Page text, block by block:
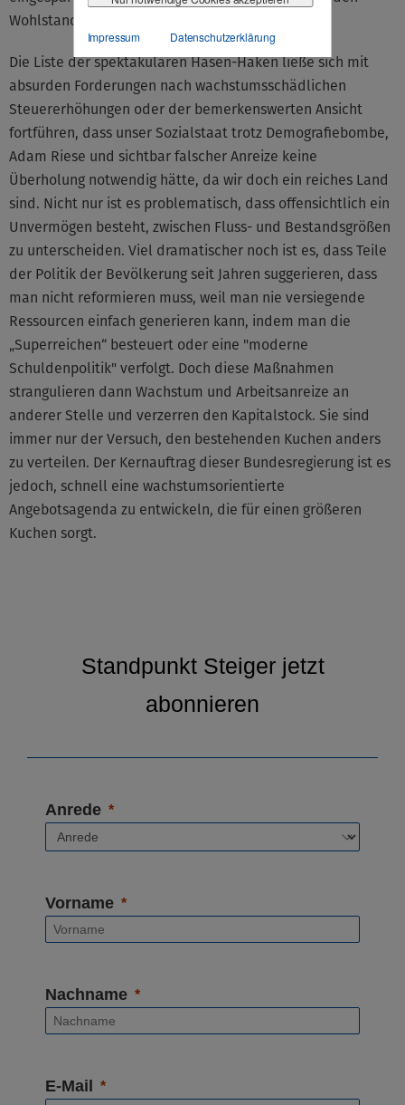
Impressum Datenschutzerklärung
Wohlstand hat.
Die Liste der spektakulären Hasen-Haken ließe sich mit
absurden Forderungen nach wachstumsschädlichen
Steuererhöhungen oder der bemerkenswerten Ansicht
fortführen, dass unser Sozialstaat trotz Demografiebombe,
Adam Riese und sichtbar falscher Anreize keine
Überholung notwendig hätte, da wir doch ein reiches Land
sind. Nicht nur ist es problematisch, dass offensichtlich ein
Unvermögen besteht, zwischen Fluss- und Bestandsgrößen
zu unterscheiden. Viel dramatischer noch ist es, dass Teile
der Politik der Bevölkerung seit Jahren suggerieren, dass
man nicht reformieren muss, weil man nie versiegende
Ressourcen einfach generieren kann, indem man die
„Superreichen“ besteuert oder eine "moderne
Schuldenpolitik" verfolgt. Doch diese Maßnahmen
strangulieren dann Wachstum und Arbeitsanreize an
anderer Stelle und verzerren den Kapitalstock. Sie sind
immer nur der Versuch, den bestehenden Kuchen anders
zu verteilen. Der Kernauftrag dieser Bundesregierung ist es
jedoch, schnell eine wachstumsorientierte
Angebotsagenda zu entwickeln, die für einen größeren
Kuchen sorgt.
Standpunkt Steiger jetzt
abonnieren
Anrede
Vorname
Nachname
E-Mail